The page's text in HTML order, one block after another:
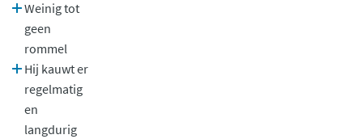
Weinig tot
geen
rommel
Hij kauwt er
regelmatig
en
langdurig